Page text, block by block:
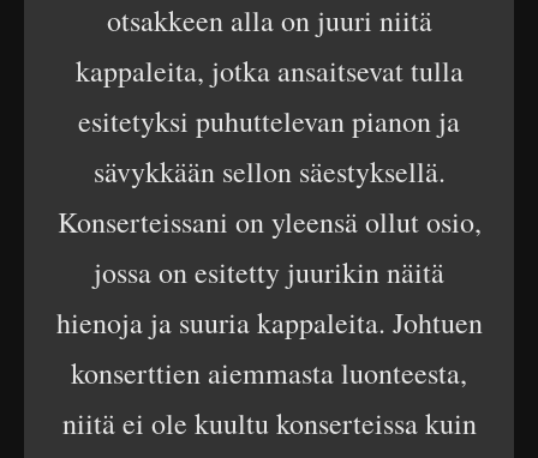
otsakkeen alla on juuri niitä
kappaleita, jotka ansaitsevat tulla
esitetyksi puhuttelevan pianon ja
sävykkään sellon säestyksellä.
Konserteissani on yleensä ollut osio,
jossa on esitetty juurikin näitä
hienoja ja suuria kappaleita. Johtuen
konserttien aiemmasta luonteesta,
niitä ei ole kuultu konserteissa kuin